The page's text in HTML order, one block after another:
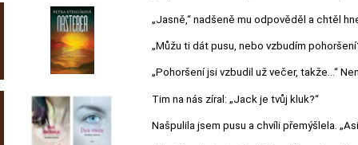
„Jasně,“ nadšeně mu odpověděl a chtěl
„Můžu ti dát pusu, nebo vzbudím
„Pohoršení jsi vzbudil už večer, takže…“
Tim na nás zíral: „Jack je tvůj kluk?“
Našpulila jsem pusu a chvíli přemýšlela.